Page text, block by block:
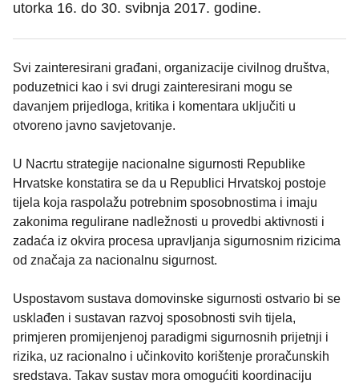
utorka 16. do 30. svibnja 2017. godine.
Svi zainteresirani građani, organizacije civilnog društva,
poduzetnici kao i svi drugi zainteresirani mogu se
davanjem prijedloga, kritika i komentara uključiti u
otvoreno javno savjetovanje.
U Nacrtu strategije nacionalne sigurnosti Republike
Hrvatske konstatira se da u Republici Hrvatskoj postoje
tijela koja raspolažu potrebnim sposobnostima i imaju
zakonima regulirane nadležnosti u provedbi aktivnosti i
zadaća iz okvira procesa upravljanja sigurnosnim rizicima
od značaja za nacionalnu sigurnost.
Uspostavom sustava domovinske sigurnosti ostvario bi se
usklađen i sustavan razvoj sposobnosti svih tijela,
primjeren promijenjenoj paradigmi sigurnosnih prijetnji i
rizika, uz racionalno i učinkovito korištenje proračunskih
sredstava. Takav sustav mora omogućiti koordinaciju